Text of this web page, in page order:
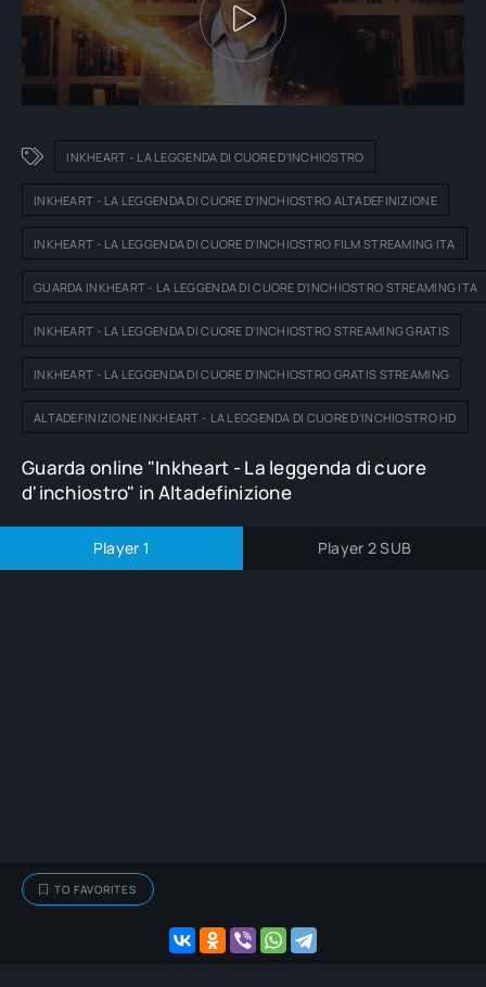
INKHEART - LA LEGGENDA DI CUORE D'INCHIOSTRO
INKHEART - LA LEGGENDA DI CUORE D'INCHIOSTRO ALTADEFINIZIONE
INKHEART - LA LEGGENDA DI CUORE D'INCHIOSTRO FILM STREAMING ITA
GUARDA INKHEART - LA LEGGENDA DI CUORE D'INCHIOSTRO STREAMING ITA
INKHEART - LA LEGGENDA DI CUORE D'INCHIOSTRO STREAMING GRATIS
INKHEART - LA LEGGENDA DI CUORE D'INCHIOSTRO GRATIS STREAMING
ALTADEFINIZIONE INKHEART - LA LEGGENDA DI CUORE D'INCHIOSTRO HD
Guarda online "Inkheart - La leggenda di cuore
d'inchiostro" in Altadefinizione
Player 1 Player 2 SUB
TO FAVORITES